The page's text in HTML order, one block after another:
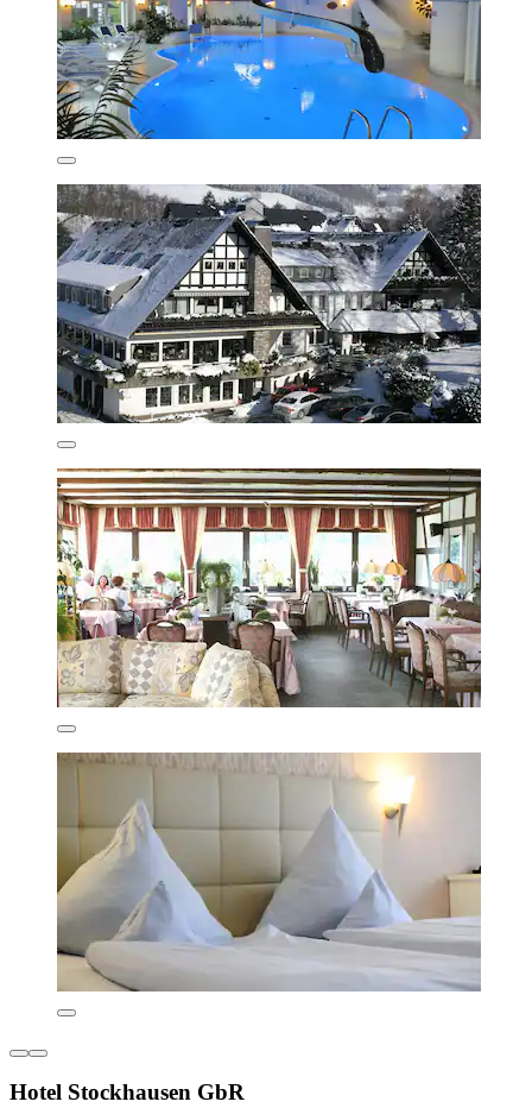
Hotel Stockhausen GbR